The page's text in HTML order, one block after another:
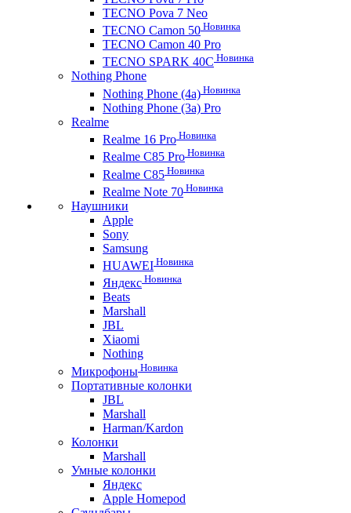
TECNO Pova 7 Neo
TECNO Camon 50 Новинка
TECNO Camon 40 Pro
TECNO SPARK 40C Новинка
Nothing Phone
Nothing Phone (4a) Новинка
Nothing Phone (3a) Pro
Realme
Realme 16 Pro Новинка
Realme C85 Pro Новинка
Realme C85 Новинка
Realme Note 70 Новинка
Наушники
Apple
Sony
Samsung
HUAWEI Новинка
Яндекс Новинка
Beats
Marshall
JBL
Xiaomi
Nothing
Микрофоны Новинка
Портативные колонки
JBL
Marshall
Harman/Kardon
Колонки
Marshall
Умные колонки
Яндекс
Apple Homepod